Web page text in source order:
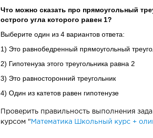
Что можно сказать про прямоугольный
острого угла которого равен 1?
Выберите один из 4 вариантов ответа:
1) Это равнобедренный прямоугольный
2) Гипотенуза этого треугольника равна 2
3) Это равносторонний треугольник
4) Один из катетов равен гипотенузе
Проверить правильность выполнения
курсом " Математика Школьный курс +